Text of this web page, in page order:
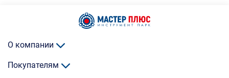
О компании
Покупателям